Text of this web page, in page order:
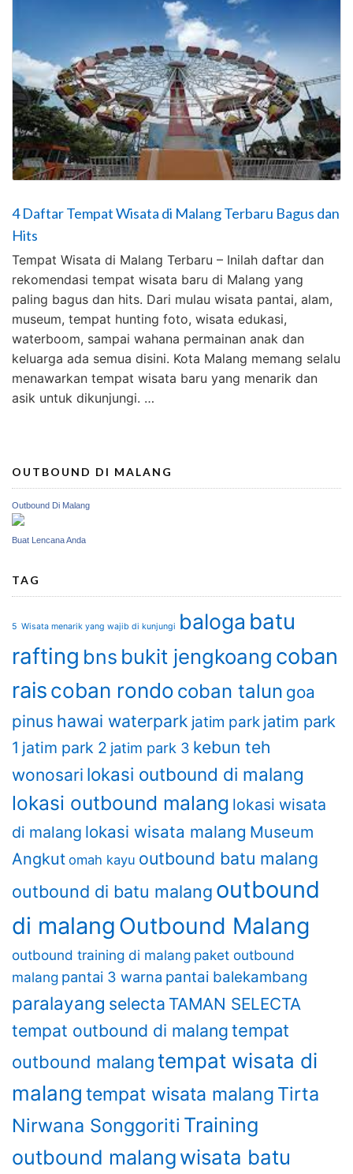
4 Daftar Tempat Wisata di Malang Terbaru Bagus dan
Hits
Tempat Wisata di Malang Terbaru – Inilah daftar dan
rekomendasi tempat wisata baru di Malang yang
paling bagus dan hits. Dari mulau wisata pantai, alam,
museum, tempat hunting foto, wisata edukasi,
waterboom, sampai wahana permainan anak dan
keluarga ada semua disini. Kota Malang memang selalu
menawarkan tempat wisata baru yang menarik dan
asik untuk dikunjungi. …
OUTBOUND DI MALANG
Outbound Di Malang
Buat Lencana Anda
TAG
5 Wisata menarik yang wajib di kunjungi baloga batu
rafting bns bukit jengkoang coban
raiscoban rondo coban talun goa
pinus hawai waterpark jatim park jatim park
1 jatim park 2 jatim park 3 kebun teh
wonosari lokasi outbound di malang
lokasi outbound malang lokasi wisata
di malang lokasi wisata malang Museum
Angkut omah kayu outbound batu malang
outbound di batu malang outbound
di malang Outbound Malang
outbound training di malang paket outbound
malang pantai 3 warna pantai balekambang
paralayang selecta TAMAN SELECTA
tempat outbound di malangtempat
outbound malangtempat wisata di
malang tempat wisata malang Tirta
Nirwana Songgoriti Training
outbound malang wisata batu